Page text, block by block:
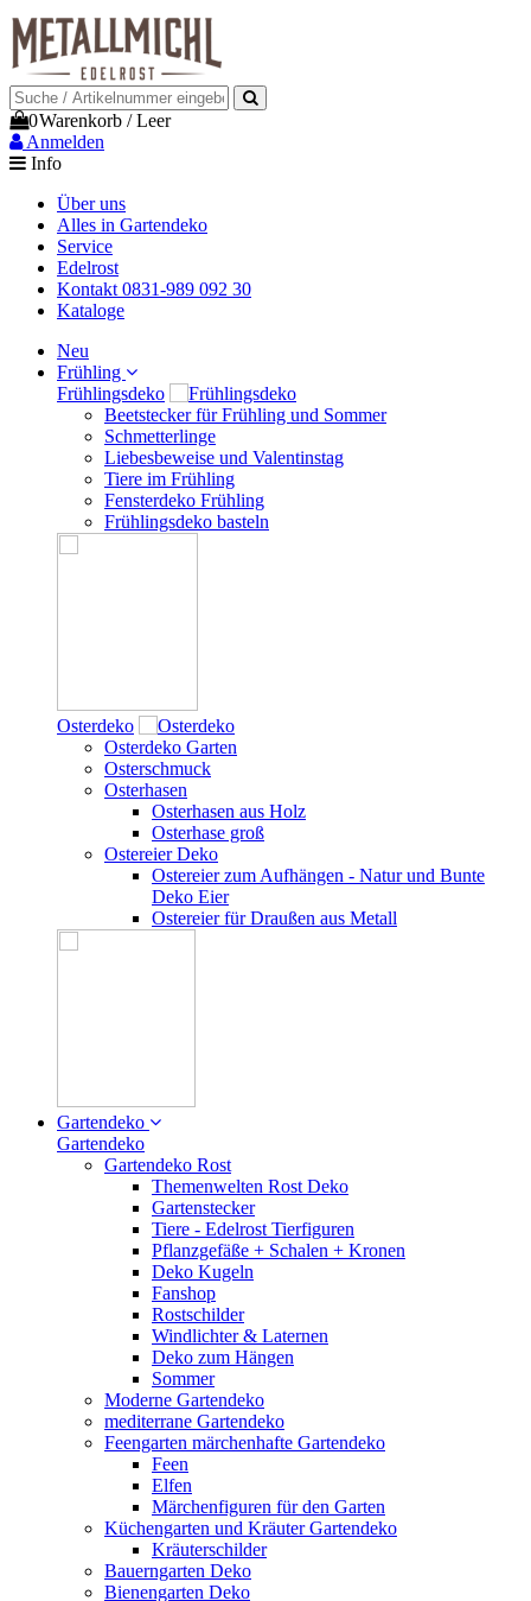
0Warenkorb /Leer
Anmelden
Info
Über uns
Alles in Gartendeko
Service
Edelrost
Kontakt 0831-989 092 30
Kataloge
Neu
Frühling
Frühlingsdeko
Beetstecker für Frühling und Sommer
Schmetterlinge
Liebesbeweise und Valentinstag
Tiere im Frühling
Fensterdeko Frühling
Frühlingsdeko basteln
Osterdeko
Osterdeko Garten
Osterschmuck
Osterhasen
Osterhasen aus Holz
Osterhase groß
Ostereier Deko
Ostereier zum Aufhängen - Natur und Bunte
Deko Eier
Ostereier für Draußen aus Metall
Gartendeko
Gartendeko
Gartendeko Rost
Themenwelten Rost Deko
Gartenstecker
Tiere - Edelrost Tierfiguren
Pflanzgefäße + Schalen + Kronen
Deko Kugeln
Fanshop
Rostschilder
Windlichter & Laternen
Deko zum Hängen
Sommer
Moderne Gartendeko
mediterrane Gartendeko
Feengarten märchenhafte Gartendeko
Feen
Elfen
Märchenfiguren für den Garten
Küchengarten und Kräuter Gartendeko
Kräuterschilder
Bauerngarten Deko
Bienengarten Deko